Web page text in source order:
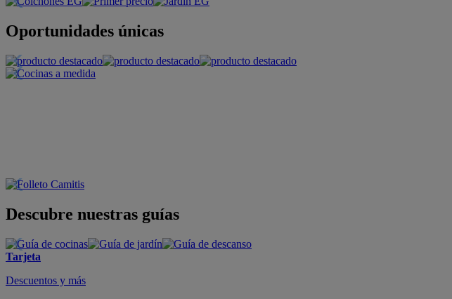
Oportunidades únicas
Descubre nuestras guías
Tarjeta
Descuentos y más